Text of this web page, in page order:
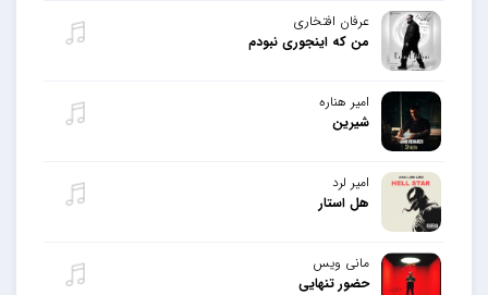
عرفان افتخاری
من که اینجوری نبودم
امیر هناره
شیرین
امیر لرد
هل استار
مانی ویس
حضور تنهایی